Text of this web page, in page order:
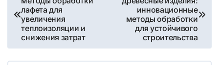
по
записям
лафета для
увеличения
теплоизоляции и
снижения затрат
инновационные
методы обработки
для устойчивого
строительства